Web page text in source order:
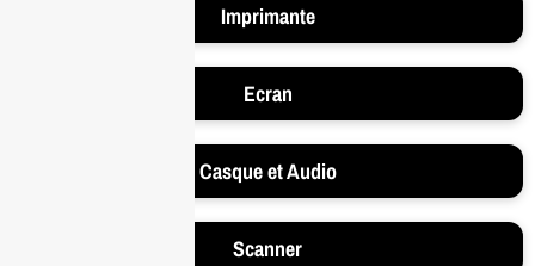
Imprimante
Ecran
Casque et Audio
Scanner